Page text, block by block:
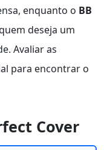
enquanto o BB
deseja um
Avaliar as
para encontrar o
Cover